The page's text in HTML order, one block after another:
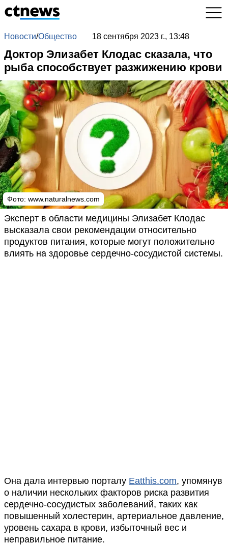
Новости/Общество 18 сентября 2023 г., 13:48
Доктор Элизабет Клодас сказала, что
рыба способствует разжижению крови
Фото: www.naturalnews.com
Эксперт в области медицины Элизабет Клодас
высказала свои рекомендации относительно
продуктов питания, которые могут положительно
влиять на здоровье сердечно-сосудистой системы.
Она дала интервью порталу Eatthis.com, упомянув
о наличии нескольких факторов риска развития
сердечно-сосудистых заболеваний, таких как
повышенный холестерин, артериальное давление,
уровень сахара в крови, избыточный вес и
неправильное питание.